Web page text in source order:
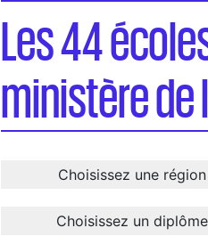
Carte
Visites virtuelles
Une école, un-e diplômé-e
International
Les 44
ministère de
Choisissez une région
Choisissez un diplôme